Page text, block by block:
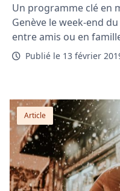
Un programme clé en
Genève le week-end
entre amis ou en
Publié le 13 février
Article